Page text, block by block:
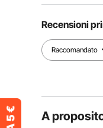
Recensioni
Raccomandato
A